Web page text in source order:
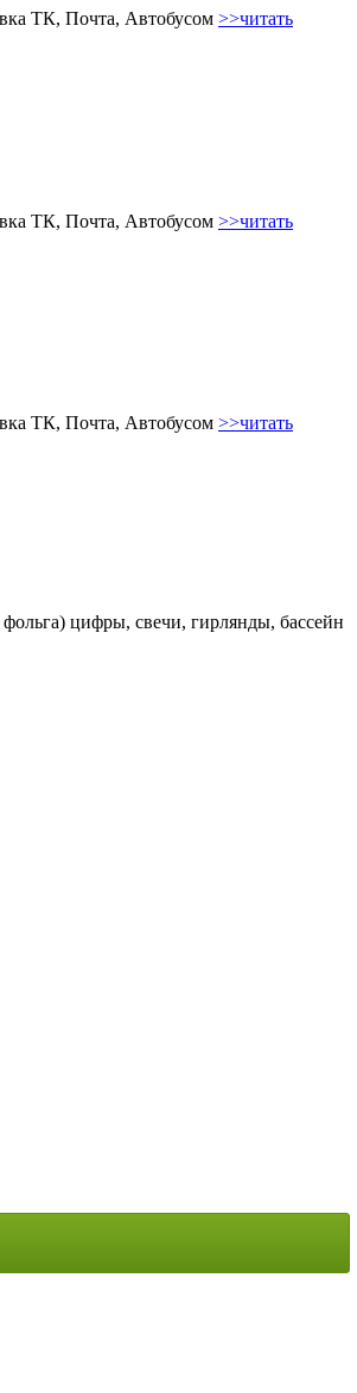
ТК, Почта, Автобусом >>читать
ТК, Почта, Автобусом >>читать
ТК, Почта, Автобусом >>читать
цифры, свечи, гирлянды, бассейн